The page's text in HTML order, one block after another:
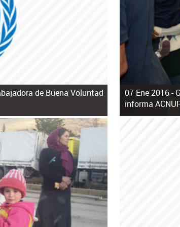
de Buena Voluntad 07 Ene 2016 -
informa